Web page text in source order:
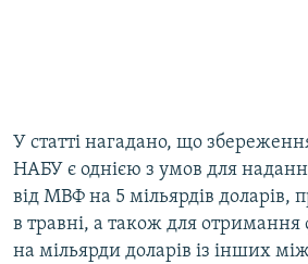
У статті нагадано, що
НАБУ є однією з умов для
від МВФ на 5 мільярдів доларів,
в травні, а також для
на мільярди доларів із інших